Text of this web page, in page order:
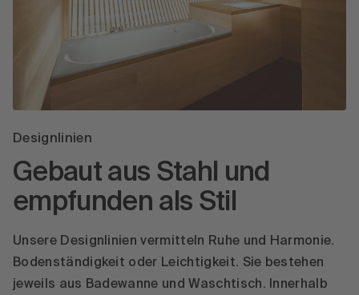
Designlinien
Gebaut aus Stahl und
empfunden als Stil
Unsere Designlinien vermitteln Ruhe und Harmonie.
Bodenständigkeit oder Leichtigkeit. Sie bestehen
jeweils aus Badewanne und Waschtisch. Innerhalb